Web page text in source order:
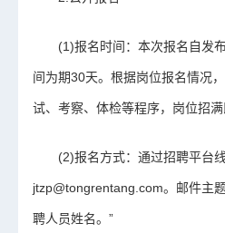
(1)报名时间：本次报名自发
间为期30天。根据岗位报名情况
试、考察、体检等程序，岗位招满
(2)报名方式：通过招聘平台
jtzp@tongrentang.com。邮件主
聘人员姓名。”